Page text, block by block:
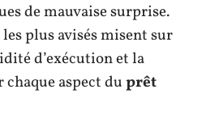
de mauvaise surprise.
plus avisés misent sur
d’exécution et la
aspect duprêt